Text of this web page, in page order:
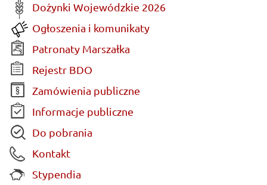
Dożynki Wojewódzkie 2026
Ogłoszenia i komunikaty
Patronaty Marszałka
Rejestr BDO
Zamówienia publiczne
Informacje publiczne
Do pobrania
Kontakt
Stypendia